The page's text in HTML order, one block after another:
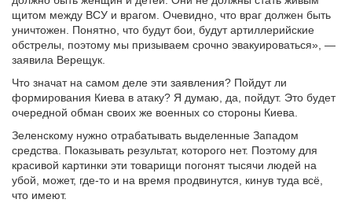
щитом между ВСУ и врагом. Очевидно, что враг должен быть
уничтожен. Понятно, что будут бои, будут артиллерийские
обстрелы, поэтому мы призываем срочно эвакуироваться», —
заявила Верещук.
Что значат на самом деле эти заявления? Пойдут ли
формирования Киева в атаку? Я думаю, да, пойдут. Это будет
очередной обман своих же военных со стороны Киева.
Зеленскому нужно отрабатывать выделенные Западом
средства. Показывать результат, которого нет. Поэтому для
красивой картинки эти товарищи погонят тысячи людей на
убой, может, где-то и на время продвинутся, кинув туда всё,
что имеют.